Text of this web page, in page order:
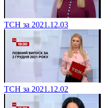
ТСН за 2021.12.03
ТСН за 2021.12.02